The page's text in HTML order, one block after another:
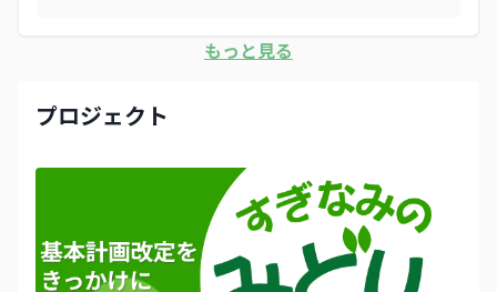
もっと見る
プロジェクト